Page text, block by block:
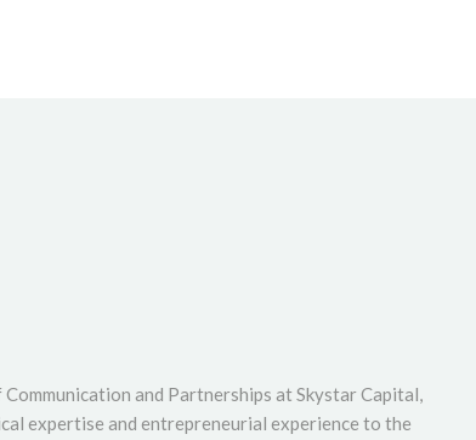
and Partnerships at Skystar Capital,
expertise and entrepreneurial experience to the